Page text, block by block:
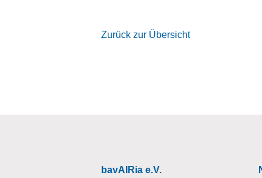
Zurück zur Übersicht
bavAIRia e.V.